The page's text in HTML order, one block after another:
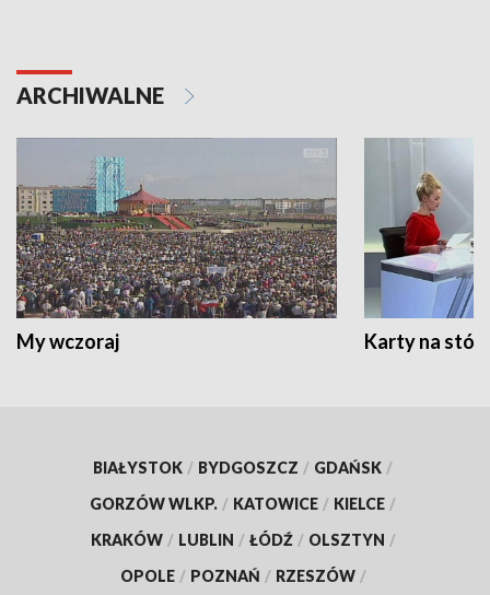
ARCHIWALNE
My wczoraj Karty na
BIAŁYSTOK / BYDGOSZCZ / GDAŃSK /
GORZÓW WLKP. / KATOWICE / KIELCE /
KRAKÓW / LUBLIN / ŁÓDŹ / OLSZTYN /
OPOLE / POZNAŃ / RZESZÓW /